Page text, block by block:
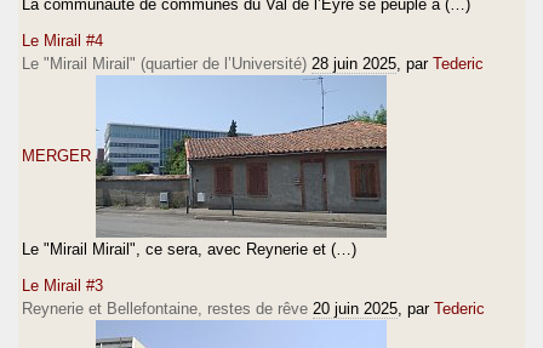
La communauté de communes du Val de l’Eyre se peuple à (…)
Le Mirail #4
Le "Mirail Mirail" (quartier de l’Université) 28 juin 2025 , par Tederic
MERGER
Le "Mirail Mirail", ce sera, avec Reynerie et (…)
Le Mirail #3
Reynerie et Bellefontaine, restes de rêve 20 juin 2025 , par Tederic